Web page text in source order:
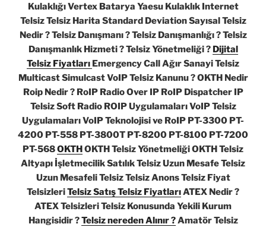
Kulaklığı Vertex Batarya Yaesu Kulaklık Internet
Telsiz Telsiz Harita Standard Deviation Sayısal Telsiz
Nedir ? Telsiz Danışmanı ? Telsiz Danışmanlığı ? Telsiz
Danışmanlık Hizmeti ? Telsiz Yönetmeliği ? Dijital
Telsiz Fiyatları Emergency Call Ağır Sanayi Telsiz
Multicast Simulcast VoIP Telsiz Kanunu ? OKTH Nedir
Roip Nedir ? RoIP Radio Over IP RoIP Dispatcher IP
Telsiz Soft Radio ROIP Uygulamaları VoIP Telsiz
Uygulamaları VoIP Teknolojisi ve RoIP PT-3300 PT-
4200 PT-558 PT-3800T PT-8200 PT-8100 PT-7200
PT-568OKTHOKTH Telsiz Yönetmeliği OKTH Telsiz
Altyapı İşletmecilik Satılık Telsiz Uzun Mesafe Telsiz
Uzun Mesafeli Telsiz Telsiz Anons Telsiz Fiyat
TelsizleriTelsiz Satış Telsiz FiyatlarıATEX Nedir ?
ATEX Telsizleri Telsiz Konusunda Yekili Kurum
Hangisidir ?Telsiz nereden Alınır ?Amatör Telsiz